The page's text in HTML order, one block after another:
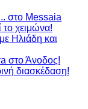
στο Messaia
χειμώνα!
Ηλιάδη και
στο Άνοδος!
διασκέδαση!